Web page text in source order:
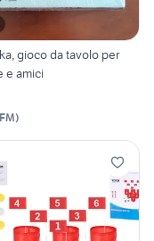
gioco da tavolo per
e amici
FM)